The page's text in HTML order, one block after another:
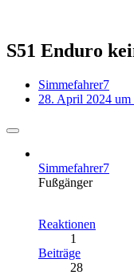
S51 Enduro
Simmefahrer7
28. April 2024 um
Simmefahrer7
Fußgänger
Reaktionen
1
Beiträge
28